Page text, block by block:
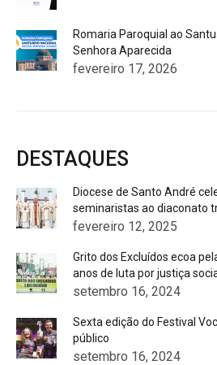
Romaria Paroquial ao
Senhora Aparecida
fevereiro 17, 2026
DESTAQUES
Diocese de Santo André
seminaristas ao diaconato
fevereiro 12, 2025
Grito dos Excluídos ecoa
anos de luta por justiça
setembro 16, 2024
Sexta edição do Festival
público
setembro 16, 2024